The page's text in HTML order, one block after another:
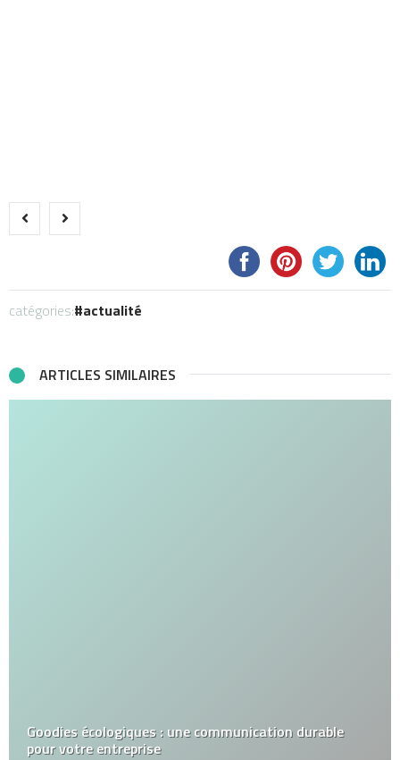
catégories: actualité
ARTICLES SIMILAIRES
Goodies écologiques : une communication durable
pour votre entreprise